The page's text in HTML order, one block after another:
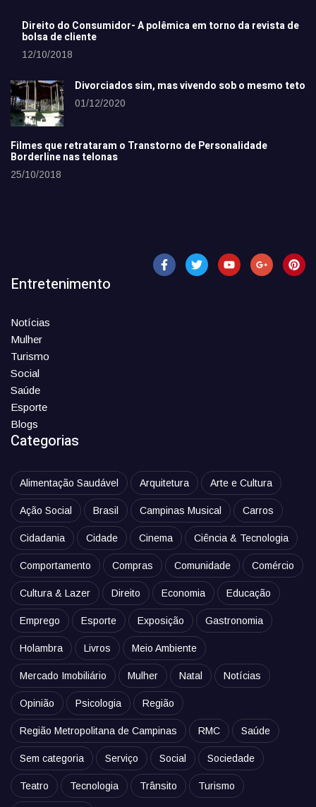
Direito do Consumidor- A polêmica em torno da revista de
bolsa de cliente
12/10/2018
Divorciados sim, mas vivendo sob o mesmo teto
01/12/2020
Filmes que retrataram o Transtorno de Personalidade
Borderline nas telonas
25/10/2018
Entretenimento
Notícias
Mulher
Turismo
Social
Saúde
Esporte
Blogs
Categorias
Alimentação Saudável Arquitetura Arte e Cultura
Ação Social Brasil Campinas Musical Carros
Cidadania Cidade Cinema Ciência & Tecnologia
Comportamento Compras Comunidade Comércio
Cultura & Lazer Direito Economia Educação
Emprego Esporte Exposição Gastronomia
Holambra Livros Meio Ambiente
Mercado Imobiliário Mulher Natal Notícias
Opinião Psicologia Região
Região Metropolitana de Campinas RMC Saúde
Sem categoria Serviço Social Sociedade
Teatro Tecnologia Trânsito Turismo